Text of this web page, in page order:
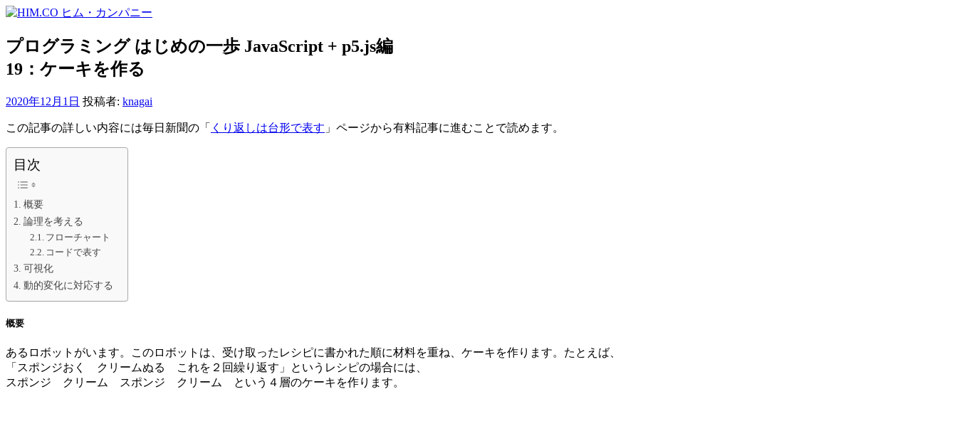
コ
テ
ン
ツ
ス
ッ
プ
プログラミング はじめの一歩 JavaScript + p5.js編
19：ケーキを作る
2020年12月1日 投稿者: knagai
この記事の詳しい内容には毎日新聞の「 くり返しは台形で表す 」ページから有料記事に進むことで読めます。
目次
概要
論理を考える
フローチャート
コードで表す
可視化
動的変化に対応する
概要
あるロボットがいます。このロボットは、受け取ったレシピに書かれた順に材料を重ね、ケーキを作ります。たとえば、
「スポンジおく クリームぬる これを２回繰り返す」というレシピの場合には、
スポンジ クリーム スポンジ クリーム という４層のケーキを作ります。